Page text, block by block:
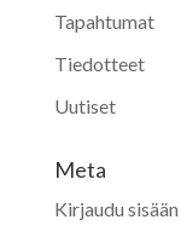
Tapahtumat
Tiedotteet
Uutiset
Meta
Kirjaudu sisään